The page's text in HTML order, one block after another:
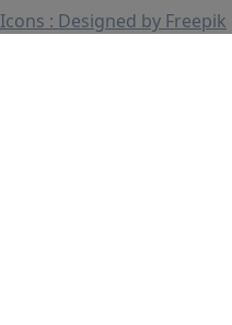
Icons : Designed by Freepik